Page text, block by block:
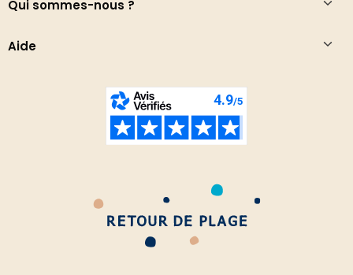
Qui sommes-nous ?
Aide